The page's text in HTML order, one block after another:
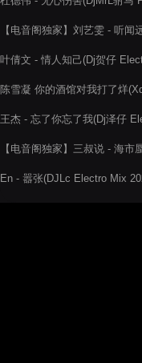
【电音阁独家】刘艺雯 - 听
叶倩文 - 情人知己(Dj贺仔
陈雪凝 你的酒馆对我打了烊
王杰 - 忘了你忘了我(Dj泽仔
【电音阁独家】三叔说 - 海市
En - 嚣张(DJLc Electro Mix